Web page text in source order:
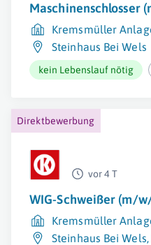
Maschinenschlosser
Kremsmüller
Steinhaus Bei Wels
kein Lebenslauf nötig
Direktbewerbung
vor 4 T
WIG-Schweißer (m/
Kremsmüller
Steinhaus Bei Wels,